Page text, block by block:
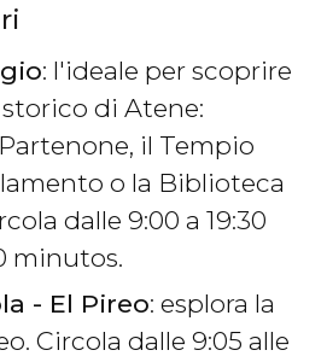
: l'ideale per scoprire
di Atene:
il Tempio
o la Biblioteca
dalle 9:00 a 19:30
minutos.
- El Pireo: esplora la
Circola dalle 9:05 alle